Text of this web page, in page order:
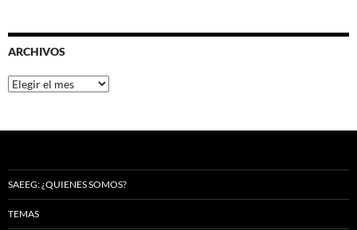
ARCHIVOS
Archivos
SAEEG: ¿QUIENES SOMOS?
TEMAS